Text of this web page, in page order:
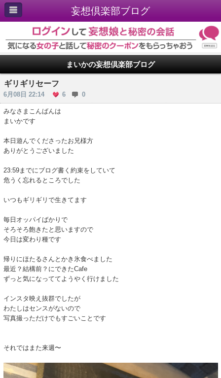
妄想倶楽部ブログ
まいかの妄想倶楽部ブログ
ギリギリセーフ
6月08日 22:14 6 0
みなさまこんばんは
まいかです
本日遊んでくださったお兄様方
ありがとうございました
23:59までにブログ書く約束をしていて
危うく忘れるところでした
いつもギリギリで生きてます
毎日オッパイばかりで
そろそろ飽きたと思いますので
今日は変わり種です
帰りにほたるさんとかき氷食べました
最近？結構前？にできたCafe
ずっと気になっててようやく行けました
インスタ映え抜群でしたが
わたしはセンスがないので
写真撮っただけでもすごいことです
それではまた来週〜